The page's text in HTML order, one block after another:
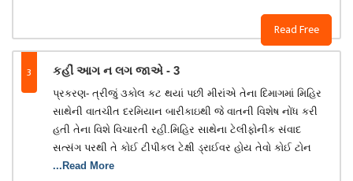
Read Free
3 કહીં આગ ન લગ જાએ - 3
પ્રકરણ- ત્રીજું ૩કોલ કટ થયાં પછી મીરાંએ તેના દિમાગમાં મિહિર
સાથેની વાતચીત દરમિયાન બારીકાઇથી જે વાતની વિશેષ નોંધ કરી
હતી તેના વિશે વિચારતી રહી.મિહિર સાથેના ટેલીફોનીક સંવાદ
સત્સંગ પરથી તે કોઈ ટીપીકલ ટેક્ષી ડ્રાઈવર હોય તેવો કોઈ ટોન
...Read More